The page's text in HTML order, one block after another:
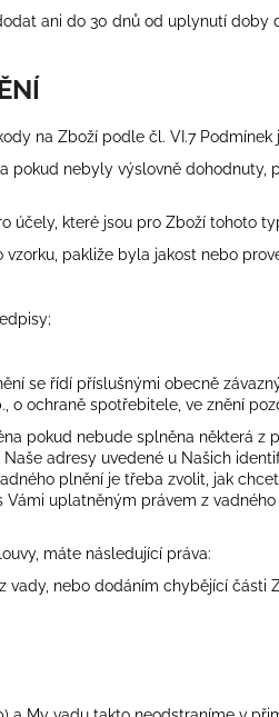
ani do 30 dnů od uplynutí doby
na Zboží podle čl. VI.7Podmínek
pokud nebyly výslovně
účely, které jsou pro Zboží tohoto
pakliže byla jakost nebo
se řídí příslušnými obecně
o ochraně spotřebitele, ve znění
pokud nebude splněna některá z
adresy uvedené u Našich
plnění je třeba zvolit, jak
uplatněným právem z
máte následující práva:
vady, nebo dodáním chybějící části